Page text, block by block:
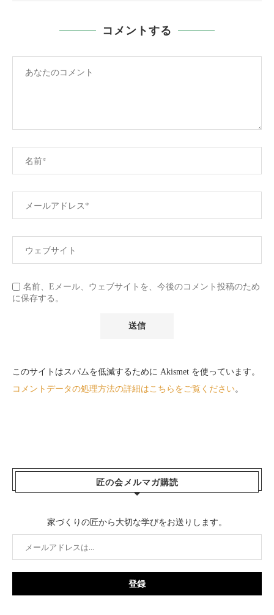
コメントする
名前、Eメール、ウェブサイトを、今後のコメント投稿のため
に保存する。
このサイトはスパムを低減するために Akismet を使っています。
コメントデータの処理方法の詳細はこちらをご覧ください。
匠の会メルマガ購読
家づくりの匠から大切な学びをお送りします。